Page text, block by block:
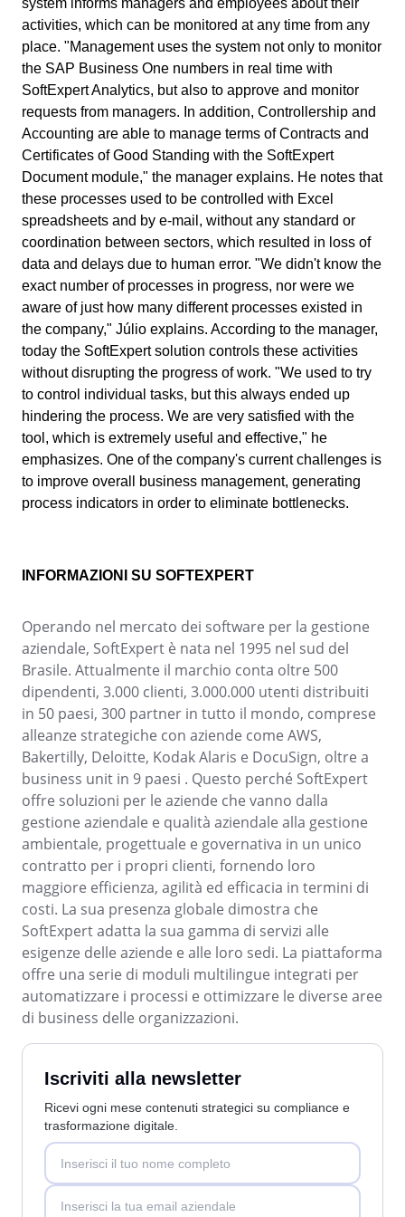
Performance
Process
Project
Risk
Training
Workflow
AppBuilder
APQP-PPAP
Archive
Problem
Asset
Calibration
Chatbot
Copilot AI
Capture
Competence
Customer
Data Lab
FMEA
Drive
Gamification
Knowledge Base
Meeting
MSA
OKR
PDM
Portfolio
Protocol
Request
Requirement
SPC
Storeroom
Supplier
Supply
Time Control
Aerospaziale e Difesa
Agroindustria
Alimenti e Bevande
Automobilistico
Beni di Consumo
Educazione
Farmaceutica e Scienze della Vita
Servizi Finanziari
Settore Pubblico
Tecnologia
Ingegneria e Costruzione
Produzione
Prodotti Chimici
Gestione del Lavoro – CWM
Salute, Sicurezza e Ambiente - EHSM
Sviluppo umano - HDM
Archive
Asset
BRM
Copilot AI
Capture
Competence
Customer
Data Lab
FMEA
Inspection
Kanban
Knowledge Base
Maintenance
Meeting
MSA
OKR
PDM
Portfolio
Protocol
Request
Requirement
Prodotti Chimici
Servizi e Consulenza
Servizi Sanitari
Trasporto e Logistica
Commercio al dettaglio, all’ingrosso e distribuzione
Six Sigma
PMBOK
BSC
CBOK
BPMN
ISO 14971
ISO 19011
AS9100
ITIL
COBIT
ISO 10015
ISO 37001
ISO 13485
ISO 45001
ISO 20000
ISO 31000
Convalida
Raggiungi la Conformità Normativa e l'Efficienza dei Costi: I
Validazione di SoftExpert per Sistemi Elettronici.
system informs managers and employees about their
activities, which can be monitored at any time from any
place. "Management uses the system not only to monitor
the SAP Business One numbers in real time with
SoftExpert Analytics, but also to approve and monitor
requests from managers. In addition, Controllership and
Accounting are able to manage terms of Contracts and
Certificates of Good Standing with the SoftExpert
Document module," the manager explains. He notes that
these processes used to be controlled with Excel
spreadsheets and by e-mail, without any standard or
coordination between sectors, which resulted in loss of
data and delays due to human error. "We didn't know the
exact number of processes in progress, nor were we
aware of just how many different processes existed in
the company," Júlio explains. According to the manager,
today the SoftExpert solution controls these activities
without disrupting the progress of work. "We used to try
to control individual tasks, but this always ended up
hindering the process. We are very satisfied with the
tool, which is extremely useful and effective," he
emphasizes. One of the company's current challenges is
to improve overall business management, generating
process indicators in order to eliminate bottlenecks.
INFORMAZIONI SU SOFTEXPERT
Operando nel mercato dei software per la gestione
aziendale, SoftExpert è nata nel 1995 nel sud del
Brasile. Attualmente il marchio conta oltre 500
dipendenti, 3.000 clienti, 3.000.000 utenti distribuiti
in 50 paesi, 300 partner in tutto il mondo, comprese
alleanze strategiche con aziende come AWS,
Bakertilly, Deloitte, Kodak Alaris e DocuSign, oltre a
business unit in 9 paesi . Questo perché SoftExpert
offre soluzioni per le aziende che vanno dalla
gestione aziendale e qualità aziendale alla gestione
ambientale, progettuale e governativa in un unico
contratto per i propri clienti, fornendo loro
maggiore efficienza, agilità ed efficacia in termini di
costi. La sua presenza globale dimostra che
SoftExpert adatta la sua gamma di servizi alle
esigenze delle aziende e alle loro sedi. La piattaforma
offre una serie di moduli multilingue integrati per
automatizzare i processi e ottimizzare le diverse aree
di business delle organizzazioni.
Iscriviti alla newsletter
Ricevi ogni mese contenuti strategici su compliance e
trasformazione digitale.